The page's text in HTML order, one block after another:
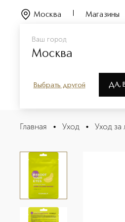
Ваш город
Москва
Выбрать другой ДА,
Москва Магазины
Маска-патчи тканевые с
Описание
Главная • Уход • Уход за